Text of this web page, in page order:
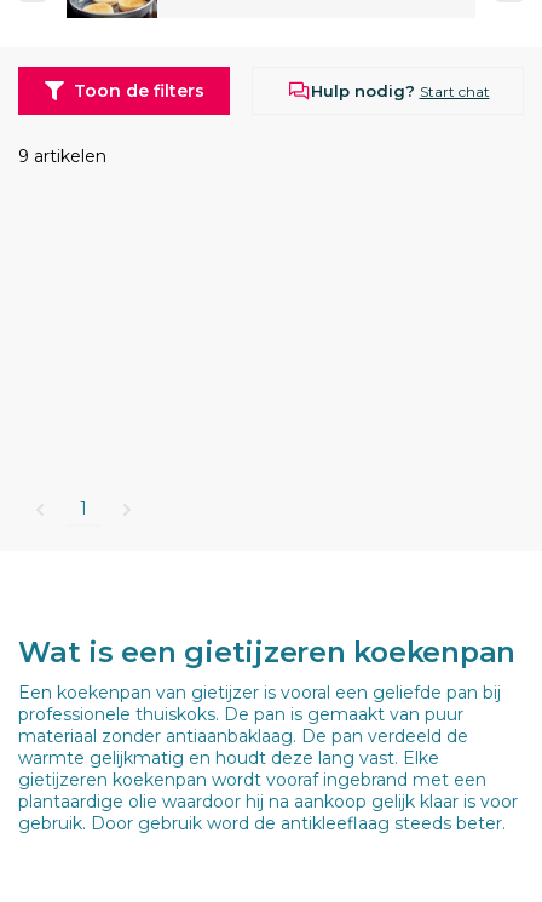
Hulp nodig? Start chat
9 artikelen
1
Toon de filters
Wat is een gietijzeren koekenpan
Een koekenpan van gietijzer is vooral een geliefde pan bij
professionele thuiskoks. De pan is gemaakt van puur
materiaal zonder antiaanbaklaag. De pan verdeeld de
warmte gelijkmatig en houdt deze lang vast. Elke
gietijzeren koekenpan wordt vooraf ingebrand met een
plantaardige olie waardoor hij na aankoop gelijk klaar is voor
gebruik. Door gebruik word de antikleeflaag steeds beter.